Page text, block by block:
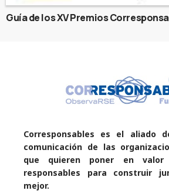
Guía de los XV Premios
Corresponsables es el aliado
comunicación de las
que quieren poner en valor
responsables para construir
mejor.